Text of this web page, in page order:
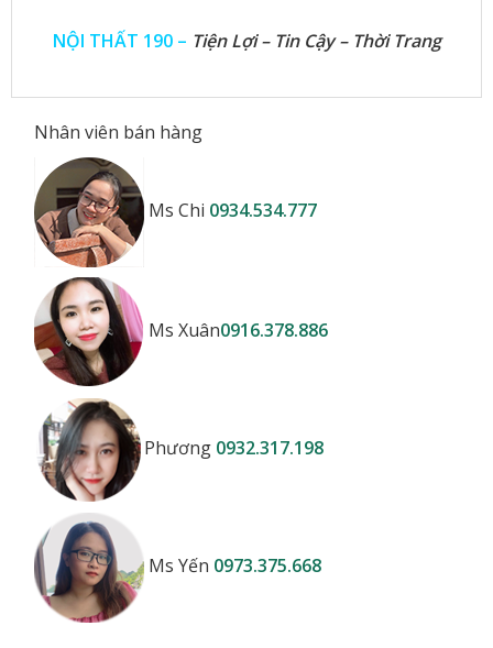
NỘI THẤT 190 – Tiện Lợi – Tin Cậy – Thời Trang
Nhân viên bán hàng
Ms Chi 0934.534.777
Ms Xuân0916.378.886
Phương 0932.317.198
Ms Yến 0973.375.668